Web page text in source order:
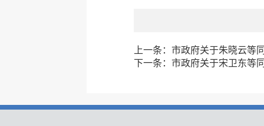
上一条： 市政府关于朱晓云等
下一条： 市政府关于宋卫东等